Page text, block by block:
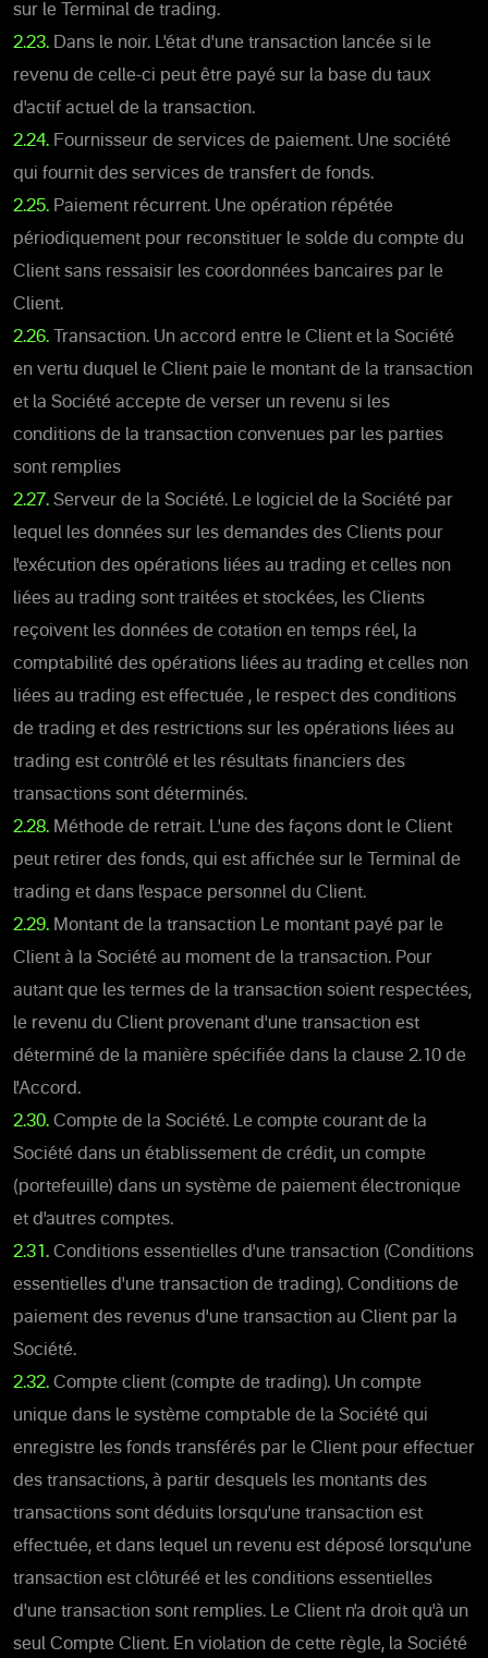
sur le Terminal de trading.
2.23. Dans le noir. L'état d'une transaction lancée si le
revenu de celle-ci peut être payé sur la base du taux
d'actif actuel de la transaction.
2.24. Fournisseur de services de paiement. Une société
qui fournit des services de transfert de fonds.
2.25. Paiement récurrent. Une opération répétée
périodiquement pour reconstituer le solde du compte du
Client sans ressaisir les coordonnées bancaires par le
Client.
2.26. Transaction. Un accord entre le Client et la Société
en vertu duquel le Client paie le montant de la transaction
et la Société accepte de verser un revenu si les
conditions de la transaction convenues par les parties
sont remplies
2.27. Serveur de la Société. Le logiciel de la Société par
lequel les données sur les demandes des Clients pour
l'exécution des opérations liées au trading et celles non
liées au trading sont traitées et stockées, les Clients
reçoivent les données de cotation en temps réel, la
comptabilité des opérations liées au trading et celles non
liées au trading est effectuée , le respect des conditions
de trading et des restrictions sur les opérations liées au
trading est contrôlé et les résultats financiers des
transactions sont déterminés.
2.28. Méthode de retrait. L'une des façons dont le Client
peut retirer des fonds, qui est affichée sur le Terminal de
trading et dans l'espace personnel du Client.
2.29. Montant de la transaction Le montant payé par le
Client à la Société au moment de la transaction. Pour
autant que les termes de la transaction soient respectées,
le revenu du Client provenant d'une transaction est
déterminé de la manière spécifiée dans la clause 2.10 de
l'Accord.
2.30. Compte de la Société. Le compte courant de la
Société dans un établissement de crédit, un compte
(portefeuille) dans un système de paiement électronique
et d'autres comptes.
2.31. Conditions essentielles d'une transaction (Conditions
essentielles d'une transaction de trading). Conditions de
paiement des revenus d'une transaction au Client par la
Société.
2.32. Compte client (compte de trading). Un compte
unique dans le système comptable de la Société qui
enregistre les fonds transférés par le Client pour effectuer
des transactions, à partir desquels les montants des
transactions sont déduits lorsqu'une transaction est
effectuée, et dans lequel un revenu est déposé lorsqu'une
transaction est clôturéé et les conditions essentielles
d'une transaction sont remplies. Le Client n'a droit qu'à un
seul Compte Client. En violation de cette règle, la Société